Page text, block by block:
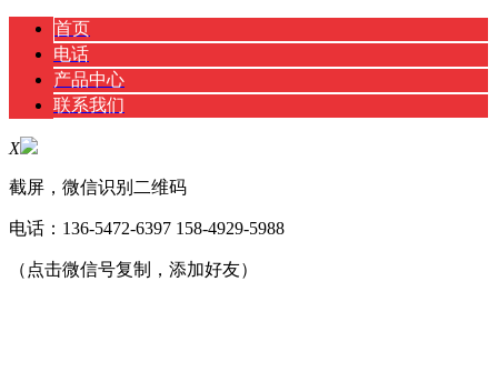
首页
电话
产品中心
联系我们
X
截屏，微信识别二维码
电话： 136-5472-6397 158-4929-5988
（点击微信号复制，添加好友）